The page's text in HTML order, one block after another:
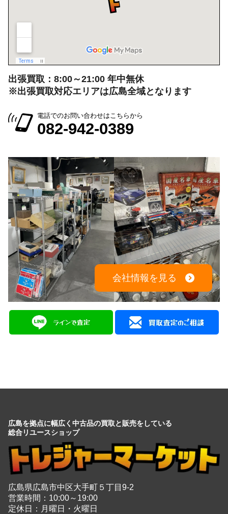
出張買取：8:00～21:00 年中無休
※出張買取対応エリアは広島全域となります
電話でのお問い合わせはこちらから
082-942-0389
会社情報を見る
広島を拠点に幅広く中古品の買取と販売をしている
総合リユースショップ
広島県広島市中区大手町５丁目9-2
営業時間：10:00～19:00
定休日：月曜日・火曜日